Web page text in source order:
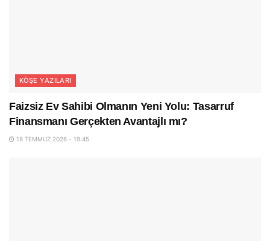
KÖŞE YAZILARI
Faizsiz Ev Sahibi Olmanın Yeni Yolu: Tasarruf
Finansmanı Gerçekten Avantajlı mı?
18 TEMMUZ 2026 - 19:45